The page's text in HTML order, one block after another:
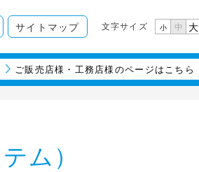
サイトマップ 文字サイズ 小 中 大
ご販売店様・工務店様のページはこちら
ム）